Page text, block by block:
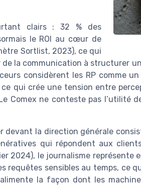
clairs : 32 % des
le ROI au cœur de
Sortlist, 2023), ce qui
la communication à structurer
considèrent les RP comme
ce qui crée une tension entre
Comex ne conteste pas l’utilité
devant la direction générale
qui répondent aux
2024), le journalisme représente
requêtes sensibles au temps, ce
la façon dont les